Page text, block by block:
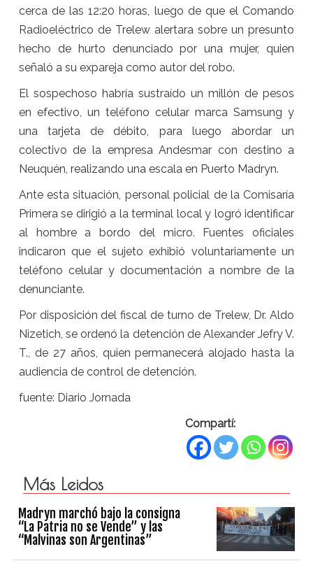
cerca de las 12:20 horas, luego de que el Comando
Radioeléctrico de Trelew alertara sobre un presunto
hecho de hurto denunciado por una mujer, quien
señaló a su expareja como autor del robo.
El sospechoso habría sustraído un millón de pesos
en efectivo, un teléfono celular marca Samsung y
una tarjeta de débito, para luego abordar un
colectivo de la empresa Andesmar con destino a
Neuquén, realizando una escala en Puerto Madryn.
Ante esta situación, personal policial de la Comisaría
Primera se dirigió a la terminal local y logró identificar
al hombre a bordo del micro. Fuentes oficiales
indicaron que el sujeto exhibió voluntariamente un
teléfono celular y documentación a nombre de la
denunciante.
Por disposición del fiscal de turno de Trelew, Dr. Aldo
Nizetich, se ordenó la detención de Alexander Jefry V.
T., de 27 años, quien permanecerá alojado hasta la
audiencia de control de detención.
fuente: Diario Jornada
Compartí:
Más Leidos
Madryn marchó bajo la consigna
“La Patria no se Vende” y las
“Malvinas son Argentinas”